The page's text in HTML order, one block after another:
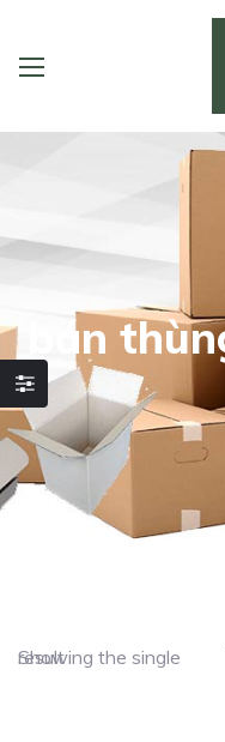
bán
Showing the single result